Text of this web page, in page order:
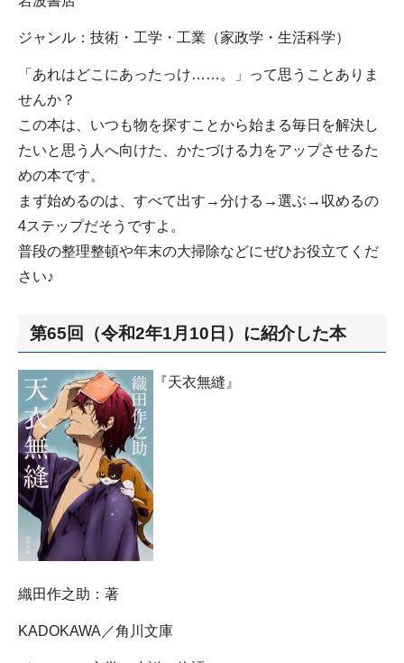
ジャンル：技術・工学・工業（家政学・生活科学）
「あれはどこにあったっけ……。」って思うことありま
せんか？
この本は、いつも物を探すことから始まる毎日を解決し
たいと思う人へ向けた、かたづける力をアップさせるた
めの本です。
まず始めるのは、すべて出す→分ける→選ぶ→収めるの
4ステップだそうですよ。
普段の整理整頓や年末の大掃除などにぜひお役立てくだ
さい♪
第65回（令和2年1月10日）に紹介した本
『天衣無縫』
織田作之助：著
KADOKAWA／角川文庫